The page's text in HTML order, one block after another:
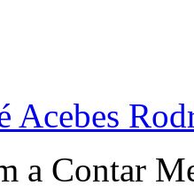
Acebes
a Contar